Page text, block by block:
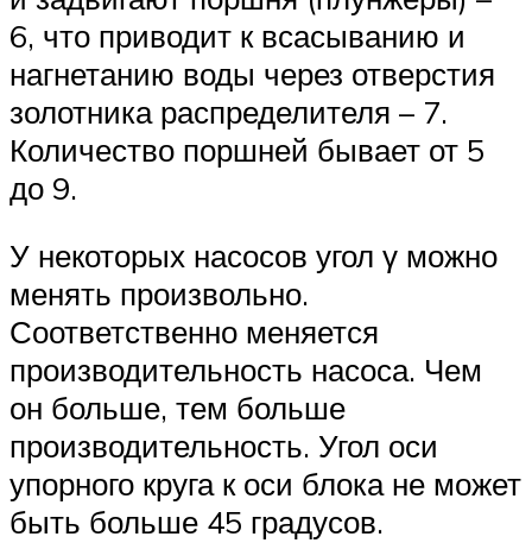
6, что приводит к всасыванию и
нагнетанию воды через отверстия
золотника распределителя – 7.
Количество поршней бывает от 5
до 9.
У некоторых насосов угол γ можно
менять произвольно.
Соответственно меняется
производительность насоса. Чем
он больше, тем больше
производительность. Угол оси
упорного круга к оси блока не может
быть больше 45 градусов.